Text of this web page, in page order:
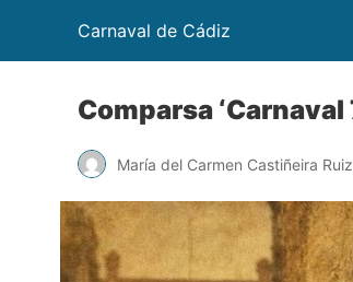
Carnaval de Cádiz
Comparsa ‘Carnaval
María del Carmen Castiñeira Ruiz